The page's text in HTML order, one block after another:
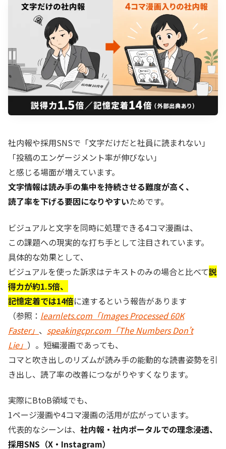
社内報や採用SNSで「文字だけだと社員に読まれない」
「投稿のエンゲージメント率が伸びない」
と感じる場面が増えています。
文字情報は読み手の集中を持続させる難度が高く、
読了率を下げる要因になりやすいためです。
ビジュアルと文字を同時に処理できる4コマ漫画は、
この課題への現実的な打ち手として注目されています。
具体的な効果として、
ビジュアルを使った訴求はテキストのみの場合と比べて説
得力が約1.5倍、
記憶定着では14倍に達するという報告があります
（参照： learnlets.com「Images Processed 60K
Faster」 、 speakingcpr.com「The Numbers Don’t
Lie」 ）。短編漫画であっても、
コマと吹き出しのリズムが読み手の能動的な読書姿勢を引
き出し、読了率の改善につながりやすくなります。
実際にBtoB領域でも、
1ページ漫画や4コマ漫画の活用が広がっています。
代表的なシーンは、 社内報・社内ポータルでの理念浸透、
採用SNS（X・Instagram）